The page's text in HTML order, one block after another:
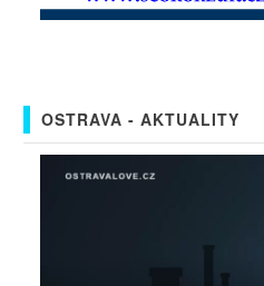
OSTRAVA - AKTUALITY